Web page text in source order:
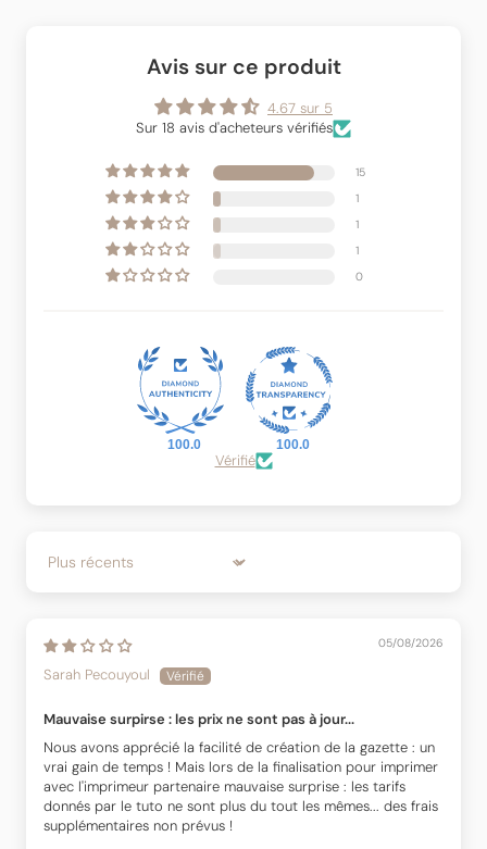
Avis sur ce produit
4.67 sur 5
Sur 18 avis d'acheteurs vérifiés
15
1
1
1
0
100.0 100.0
Vérifié
Sort by
05/08/2026
Sarah Pecouyoul
Mauvaise surpirse : les prix ne sont pas à jour...
Nous avons apprécié la facilité de création de la gazette : un
vrai gain de temps ! Mais lors de la finalisation pour imprimer
avec l'imprimeur partenaire mauvaise surprise : les tarifs
donnés par le tuto ne sont plus du tout les mêmes... des frais
supplémentaires non prévus !